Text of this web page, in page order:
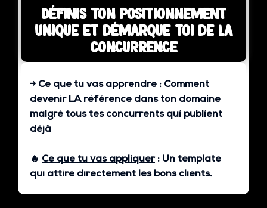
Définis ton positionnement
unique et démarque toi de la
concurrence
→ Ce que tu vas apprendre : Comment
devenir LA référence dans ton domaine
malgré tous tes concurrents qui publient
déjà
🔥 Ce que tu vas appliquer: Un template
qui attire directement les bons clients.